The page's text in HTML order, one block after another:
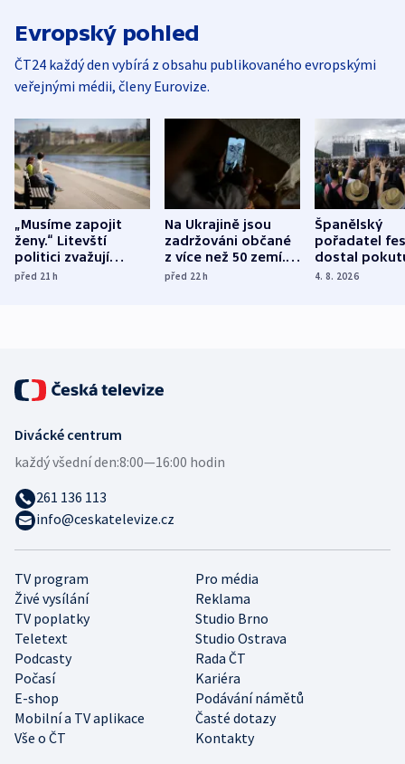
Evropský pohled
ČT24 každý den vybírá z obsahu publikovaného evropskými
veřejnými médii, členy Eurovize.
„Musíme zapojit
ženy.“ Litevští
politici zvažují
dohodu o
před 21h
Na Ukrajině jsou
zadržováni občané
z více než 50 zemí.
Bojovali na straně
před 22h
Španělský
pořadatel
dostal
nekalé
4. 8. 2026
TV program
Pro média
Živé vysílání
Reklama
TV poplatky
Studio Brno
Teletext
Studio Ostrava
Podcasty
Rada ČT
Počasí
Kariéra
E-shop
Podávání námětů
Mobilní a TV aplikace
Časté dotazy
Vše o ČT
Kontakty
Divácké centrum
každý všední den:8:00—16:00 hodin
261 136 113
info@ceskatelevize.cz